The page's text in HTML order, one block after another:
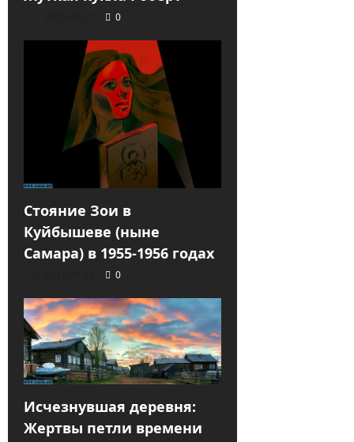
0
Стояние Зои в
Куйбышеве (ныне
Самара) в 1955-1956 годах
0
Исчезнувшая деревня:
Жертвы петли времени